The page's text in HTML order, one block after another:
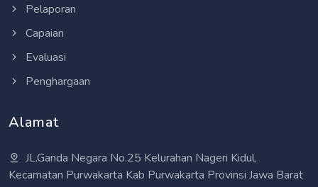
Pelaporan
Capaian
Evaluasi
Penghargaan
Alamat
JL.Ganda Negara No.25 Kelurahan Nageri Kidul,
Kecamatan Purwakarta Kab Purwakarta Provinsi Jawa Barat